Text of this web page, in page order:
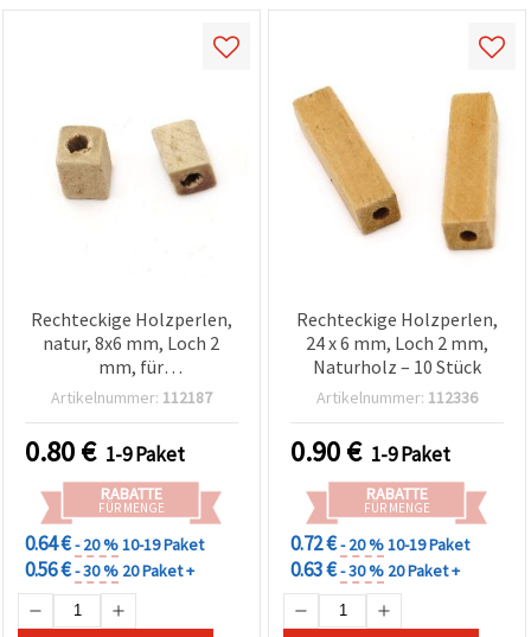
Rechteckige Holzperlen,
natur, 8x6 mm, Loch 2
mm, für
Schmuckherstellung &
Artikelnummer: 112187
0.80€ 1-9 Paket
RABATTE
FÜR MENGE
0.64 €- 20 %10-19 Paket
0.56 €- 30 % 20 Paket +
Rechteckige Holzperlen,
24 x 6 mm, Loch 2 mm,
Naturholz – 10 Stück
Artikelnummer: 112336
0.90€ 1-9 Paket
RABATTE
FÜR MENGE
0.72 €- 20 %10-19 Paket
0.63 €- 30 % 20 Paket +